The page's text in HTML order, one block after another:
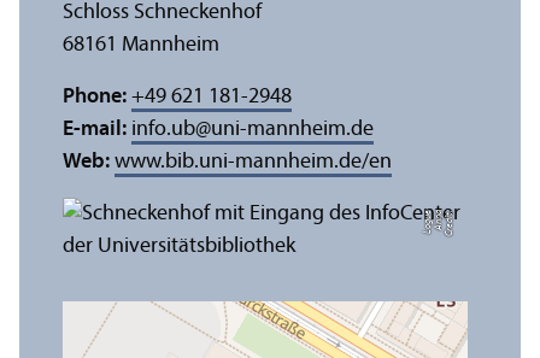
C
r
e
di
t:
A
n
n
a
L
o
g
u
e
Schloss Schneckenhof
68161 Mannheim
Phone: +49 621 181-2948
E-mail: info.ub@uni-mannheim.de
Web: www.bib.uni-mannheim.de/en